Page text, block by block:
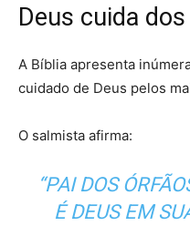
Deus cuida
A Bíblia apresenta
cuidado de Deus pelos
O salmista afirma:
“PAI DOS
É DEUS EM